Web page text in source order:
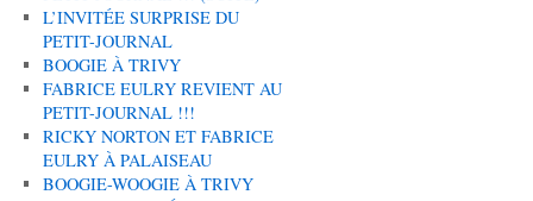
L’INVITÉE SURPRISE DU
PETIT-JOURNAL
BOOGIE À TRIVY
FABRICE EULRY REVIENT AU
PETIT-JOURNAL !!!
RICKY NORTON ET FABRICE
EULRY À PALAISEAU
BOOGIE-WOOGIE À TRIVY